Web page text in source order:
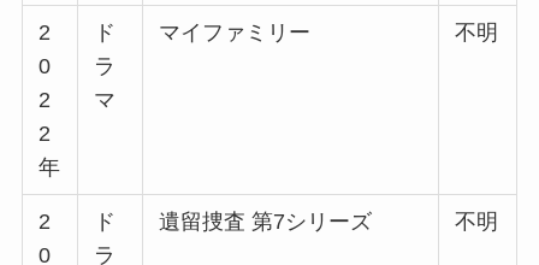
2
0
2
2
年
ド
ラ
マ
マイファミリー 不明
2
0
ド
ラ
遺留捜査 第7シリーズ 不明